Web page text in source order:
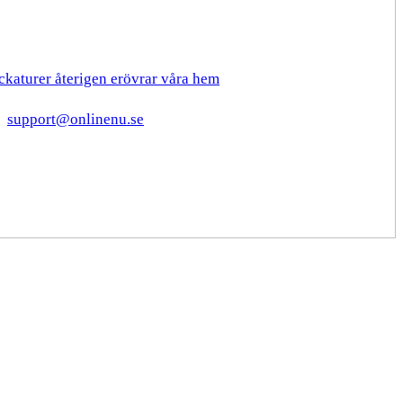
återigen erövrar våra hem
support@onlinenu.se